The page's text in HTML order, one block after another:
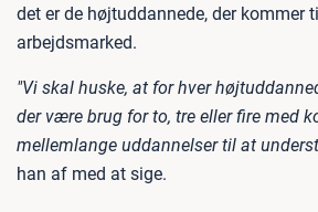
det er de højtuddannede, der kommer
arbejdsmarked.
"Vi skal huske, at for hver
der være brug for to, tre eller fire med
mellemlange uddannelser til at
han af med at sige.